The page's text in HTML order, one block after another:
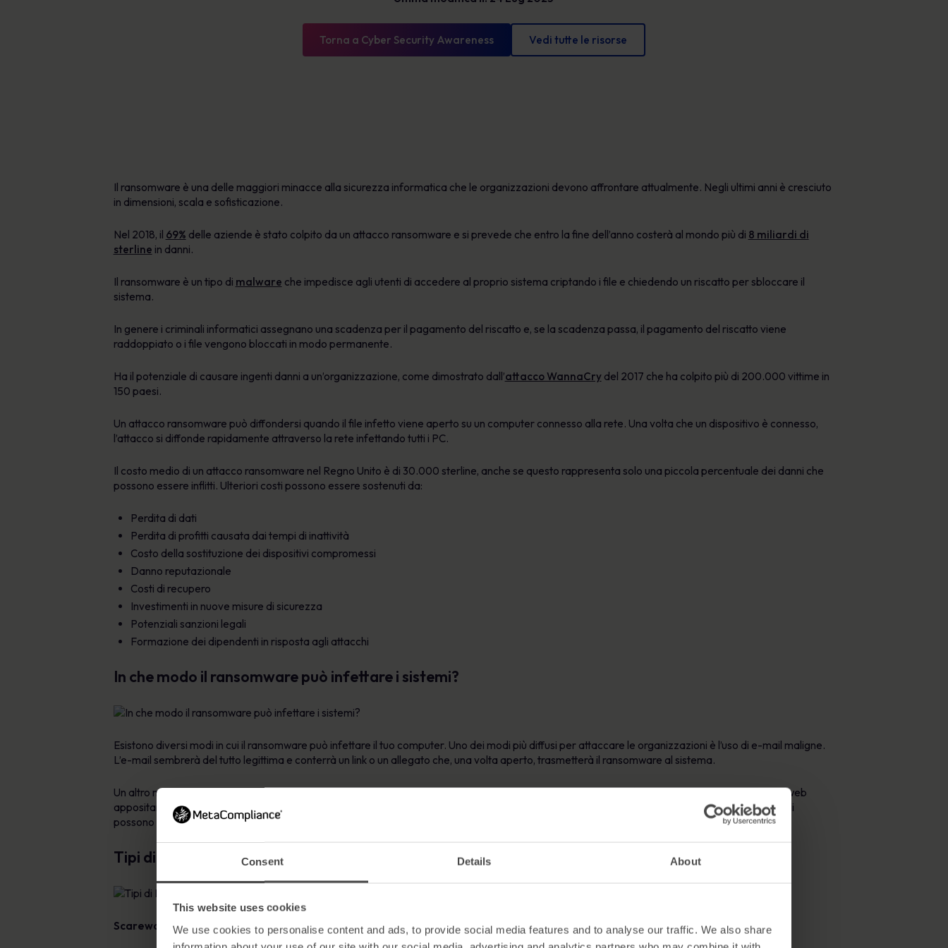
Consent Details About
This website uses cookies
We use cookies to personalise content and ads, to provide social media features and to analyse our traffic. We also share
conoscere
Torna a Cyber Security Awareness Vedi tutte le risorse
Il ransomware è una delle maggiori minacce alla sicurezza informatica che le organizzazioni devono affrontare attualmente. Negli ultimi anni è cresciuto
in dimensioni, scala e sofisticazione.
Nel 2018, il 69% delle aziende è stato colpito da un attacco ransomware e si prevede che entro la fine dell’anno costerà al mondo più di 8 miliardi di
sterline in danni.
Il ransomware è un tipo di malware che impedisce agli utenti di accedere al proprio sistema criptando i file e chiedendo un riscatto per sbloccare il
sistema.
In genere i criminali informatici assegnano una scadenza per il pagamento del riscatto e, se la scadenza passa, il pagamento del riscatto viene
raddoppiato o i file vengono bloccati in modo permanente.
Ha il potenziale di causare ingenti danni a un’organizzazione, come dimostrato dall’attacco WannaCrydel 2017 che ha colpito più di 200.000 vittime in
150 paesi.
Un attacco ransomware può diffondersi quando il file infetto viene aperto su un computer connesso alla rete. Una volta che un dispositivo è connesso,
l’attacco si diffonde rapidamente attraverso la rete infettando tutti i PC.
Il costo medio di un attacco ransomware nel Regno Unito è di 30.000 sterline, anche se questo rappresenta solo una piccola percentuale dei danni che
possono essere inflitti. Ulteriori costi possono essere sostenuti da:
Perdita di dati
Perdita di profitti causata dai tempi di inattività
Costo della sostituzione dei dispositivi compromessi
Danno reputazionale
Costi di recupero
Investimenti in nuove misure di sicurezza
Potenziali sanzioni legali
Formazione dei dipendenti in risposta agli attacchi
In che modo il ransomware può infettare i sistemi?
Esistono diversi modi in cui il ransomware può infettare il tuo computer. Uno dei modi più diffusi per attaccare le organizzazioni è l’uso di e-mail maligne.
L’e-mail sembrerà del tutto legittima e conterrà un link o un allegato che, una volta aperto, trasmetterà il ransomware al sistema.
Un altro modo in cui i criminali informatici diffondono il ransomware è attraversositi web dannosi. I criminali informatici possono creare un sito web
appositamente per diffondere un virus, oppure possono hackerare un sito web esistente per diffondere il ransomware. In questo modo i criminali
possono cogliere di sorpresa le persone che visitano regolarmente il sito web.
Tipi di Ransomware
Scareware